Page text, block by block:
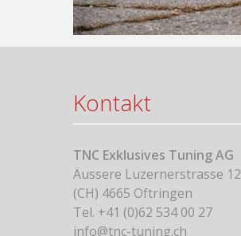
Kontakt
TNC Exklusives Tuning AG
Äussere Luzernerstrasse 12
(CH) 4665 Oftringen
Tel. +41 (0)62 534 00 27
info@tnc-tuning.ch